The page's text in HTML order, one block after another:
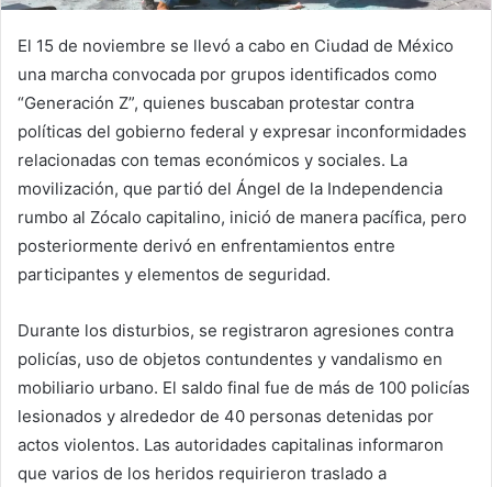
El 15 de noviembre se llevó a cabo en Ciudad de México
una marcha convocada por grupos identificados como
“Generación Z”, quienes buscaban protestar contra
políticas del gobierno federal y expresar inconformidades
relacionadas con temas económicos y sociales. La
movilización, que partió del Ángel de la Independencia
rumbo al Zócalo capitalino, inició de manera pacífica, pero
posteriormente derivó en enfrentamientos entre
participantes y elementos de seguridad.
Durante los disturbios, se registraron agresiones contra
policías, uso de objetos contundentes y vandalismo en
mobiliario urbano. El saldo final fue de más de 100 policías
lesionados y alrededor de 40 personas detenidas por
actos violentos. Las autoridades capitalinas informaron
que varios de los heridos requirieron traslado a